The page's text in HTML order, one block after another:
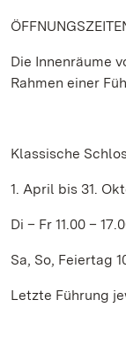
Die Innenräume
Rahmen einer
Klassische
1. April bis 31.
Di – Fr 11.00 –
Sa, So, Feiertag
Letzte Führung